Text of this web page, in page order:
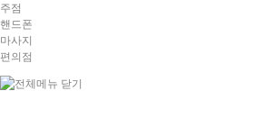
주점
핸드폰
마사지
편의점